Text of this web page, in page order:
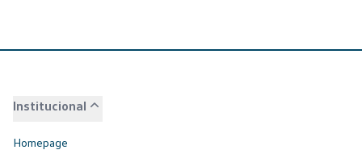
Institucional
Homepage